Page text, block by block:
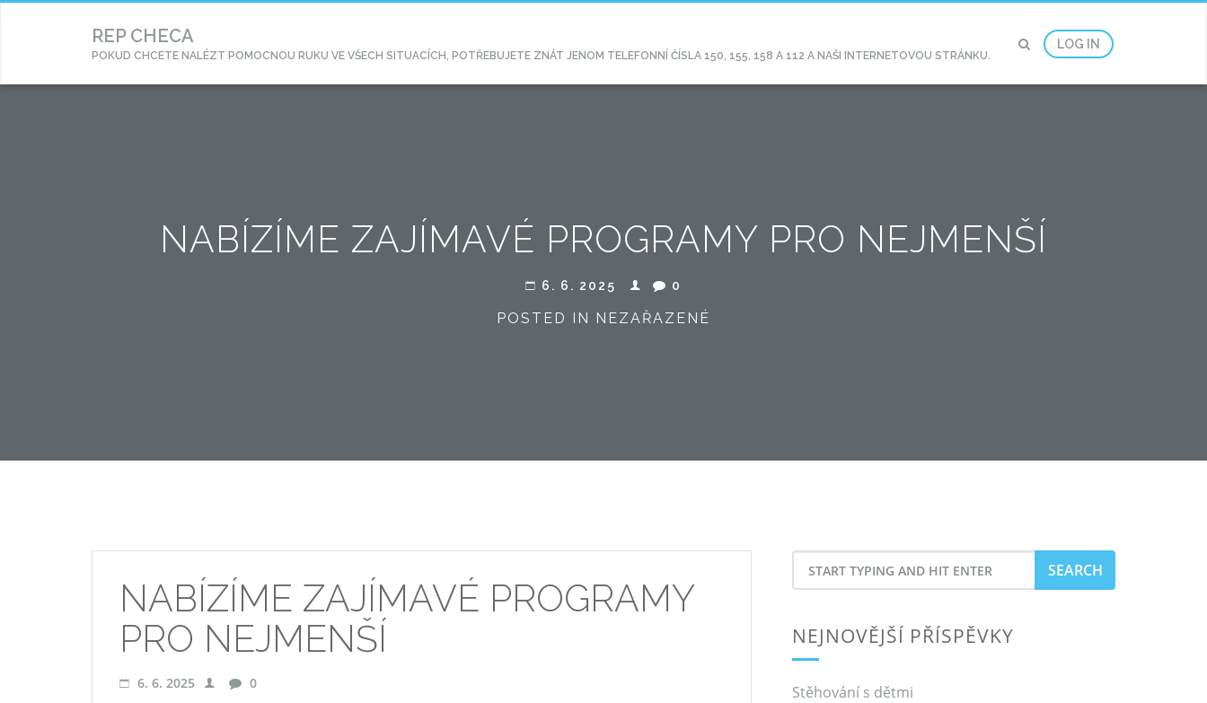
REP CHECA
POKUD CHCETE NALÉZT POMOCNOU RUKU VE VŠECH SITUACÍCH, POTŘEBUJETE ZNÁT JENOM TELEFONNÍ ČÍSLA 150, 155, 158 A 112 A NAŠI INTERNETOVOU STRÁNKU.
LOG IN
NABÍZÍME ZAJÍMAVÉ PROGRAMY PRO NEJMENŠÍ
6. 6. 2025 0
POSTED IN NEZAŘAZENÉ
NABÍZÍME ZAJÍMAVÉ PROGRAMY
PRO NEJMENŠÍ
6. 6. 2025 0
for
NEJNOVĚJŠÍ PŘÍSPĚVKY
Stěhování s dětmi